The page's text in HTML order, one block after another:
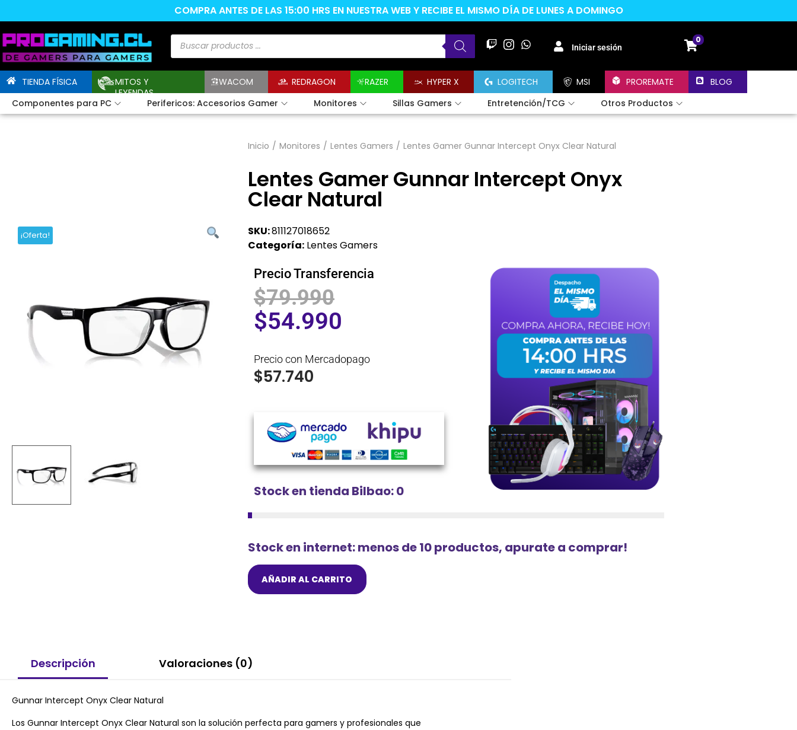
COMPRA ANTES DE LAS 15:00 HRS EN NUESTRA WEB Y RECIBE EL MISMO DÍA DE LUNES A DOMINGO
Iniciar sesión
0
TIENDA FÍSICA
MITOS Y
LEYENDAS
WACOM REDRAGON RAZER HYPER X LOGITECH MSI PROREMATE
BLOG
Componentes para PC
Perifericos: Accesorios Gamer Monitores Sillas Gamers Entretención/TCG Otros Productos
¡Oferta!
Inicio / Monitores / Lentes Gamers / Lentes Gamer Gunnar Intercept Onyx Clear Natural
Lentes Gamer Gunnar Intercept Onyx
Clear Natural
SKU:811127018652
Categoría: Lentes Gamers
Precio Transferencia
$79.990
$54.990
Precio con Mercadopago
$57.740
Stock en tienda Bilbao: 0
Stock en internet: menos de 10 productos, apurate a comprar!
AÑADIR AL CARRITO
Descripción Valoraciones (0)
Gunnar Intercept Onyx Clear Natural
Los Gunnar Intercept Onyx Clear Natural son la solución perfecta para gamers y profesionales que